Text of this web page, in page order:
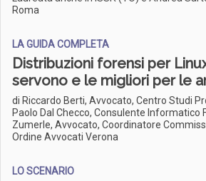
Roma
LA GUIDA COMPLETA
Distribuzioni forensi per
servono e le migliori per le
di Riccardo Berti, Avvocato, Centro Studi
Paolo Dal Checco, Consulente Informatico
Zumerle, Avvocato, Coordinatore
Ordine Avvocati Verona
LO SCENARIO